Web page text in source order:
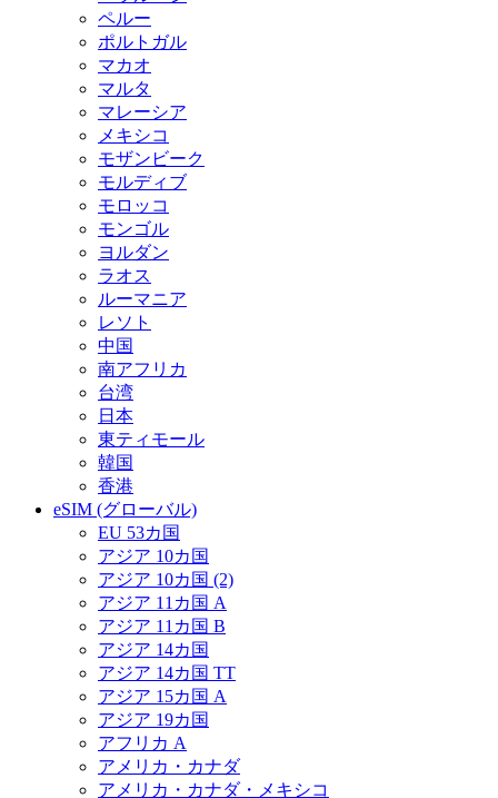
ペルー
ポルトガル
マカオ
マルタ
マレーシア
メキシコ
モザンビーク
モルディブ
モロッコ
モンゴル
ヨルダン
ラオス
ルーマニア
レソト
中国
南アフリカ
台湾
日本
東ティモール
韓国
香港
eSIM (グローバル)
EU 53カ国
アジア 10カ国
アジア 10カ国 (2)
アジア 11カ国 A
アジア 11カ国 B
アジア 14カ国
アジア 14カ国 TT
アジア 15カ国 A
アジア 19カ国
アフリカ A
アメリカ・カナダ
アメリカ・カナダ・メキシコ